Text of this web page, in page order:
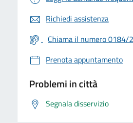
Richiedi assistenza
Chiama il numero 0184/
Prenota appuntamento
Problemi in città
Segnala disservizio